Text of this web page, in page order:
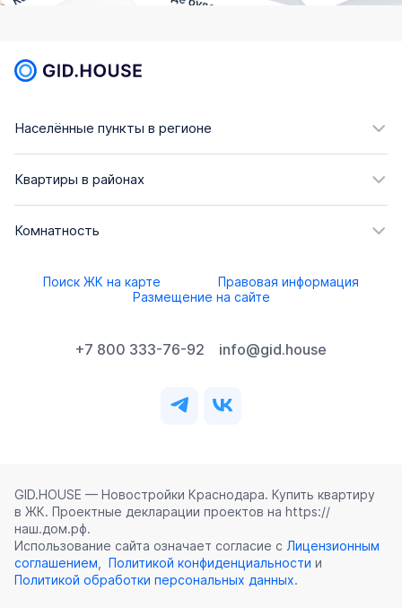
Населённые пункты в регионе
Квартиры в районах
Комнатность
Поиск ЖК на карте
Правовая информация
Размещение на сайте
+7 800 333-76-92 info@gid.house
GID.HOUSE — Новостройки Краснодара. Купить квартиру
в ЖК. Проектные декларации проектов на https://
наш.дом.рф.
Использование сайта означает согласие с Лицензионным
соглашением
Политикой конфиденциальности и
Политикой обработки персональных данных.